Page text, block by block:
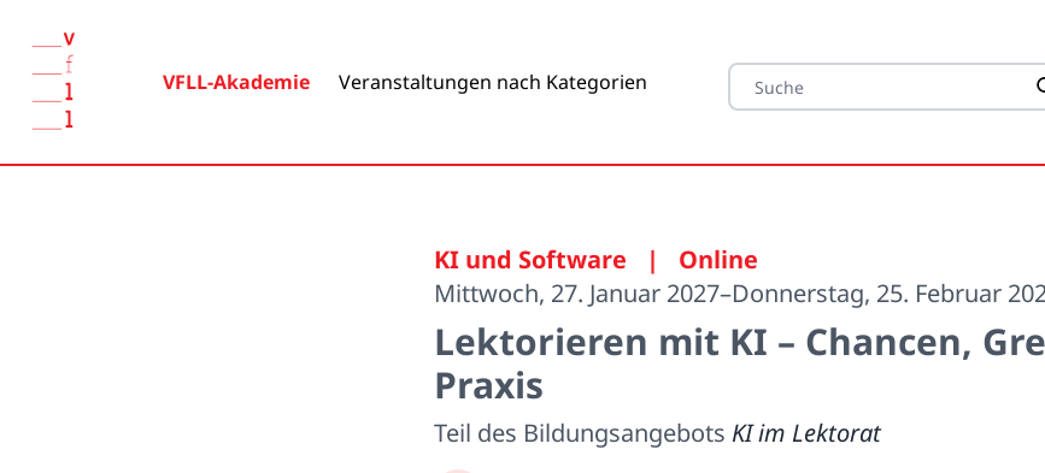
VFLL-Akademie Veranstaltungen nach Kategorien
KI und Software |
Online
Mittwoch, 27. Januar 2027–Donnerstag, 25. Februar
Lektorieren mit KI – Chancen,
Praxis
Teil des Bildungsangebots KI im Lektorat